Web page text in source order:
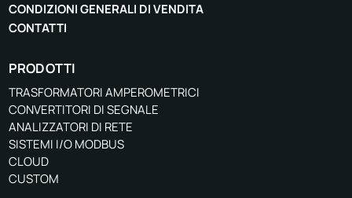
CONDIZIONI GENERALI DI VENDITA
CONTATTI
PRODOTTI
TRASFORMATORI AMPEROMETRICI
CONVERTITORI DI SEGNALE
ANALIZZATORI DI RETE
SISTEMI I/O MODBUS
CLOUD
CUSTOM